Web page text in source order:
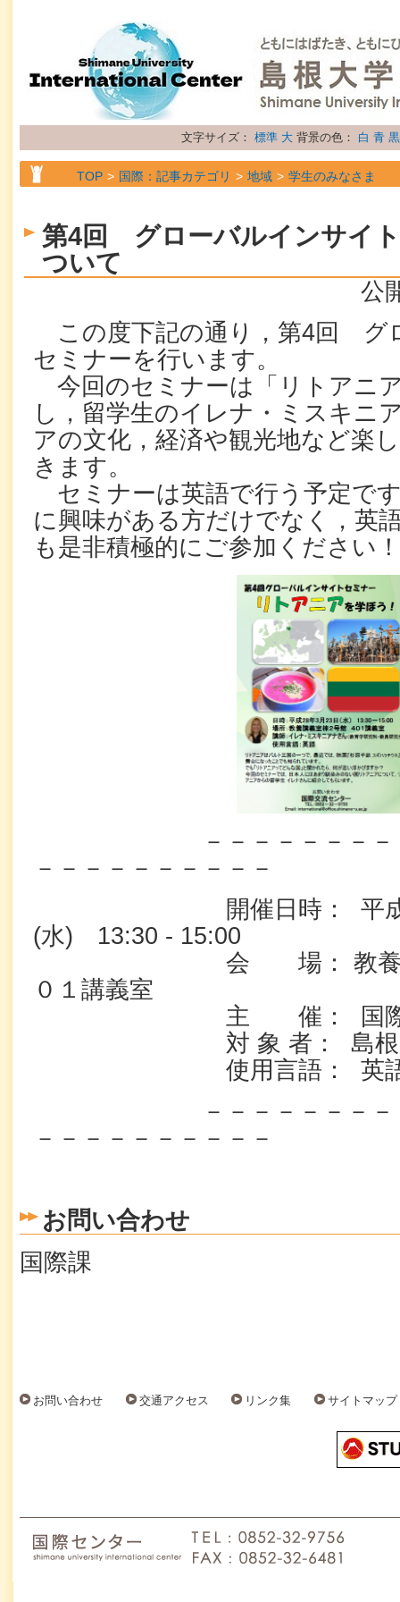
文字サイズ： 標準 大 背景の色： 白 青 黒
TOP 国際：記事カテゴリ 地域 学生のみなさま
TOP 国際：記事カテゴリ 属性 お知らせ
第4回 グローバルインサイ
ついて
公
この度下記の通り，第4回 グ
セミナーを行います。
今回のセミナーは「リトアニ
し，留学生のイレナ・ミスキニ
アの文化，経済や観光地など楽
きます。
セミナーは英語で行う予定で
に興味がある方だけでなく，英
も是非積極的にご参加ください！
－－－－－－－－－－
－－－－－－－－－－
開催日時： 平成28
(水) 13:30 - 15:00
会 場： 教養講義
０１講義室
主 催： 国際交流
対 象 者： 島根大学
使用言語： 英
－－－－－－－－－－
－－－－－－－－－－
お問い合わせ
国際課
お問い合わせ 交通アクセス リンク集 サイトマップ